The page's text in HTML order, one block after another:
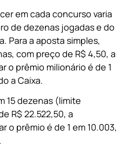
em cada concurso varia
de dezenas jogadas e do
Para a aposta simples,
com preço de R$ 4,50, a
o prêmio milionário é de 1
a Caixa.
15 dezenas (limite
R$ 22.522,50, a
o prêmio é de 1 em 10.003,